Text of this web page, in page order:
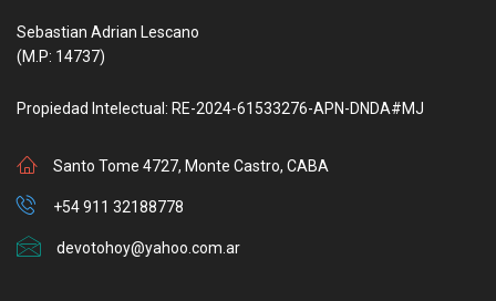
Sebastian Adrian Lescano
(M.P: 14737)
Propiedad Intelectual: RE-2024-61533276-APN-DNDA#MJ
Santo Tome 4727, Monte Castro, CABA
+54 911 32188778
devotohoy@yahoo.com.ar